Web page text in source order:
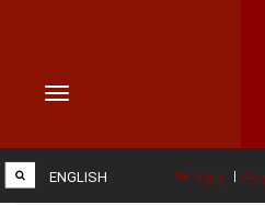
Toggle
پیوند ها ENGLISH